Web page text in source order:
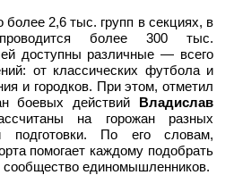
более 2,6 тыс. групп в секциях, в
более 300 тыс.
доступны различные — всего
от классических футбола и
и городков. При этом, отметил
боевых действий Владислав
на горожан разных
подготовки. По его словам,
помогает каждому подобрать
сообщество единомышленников.